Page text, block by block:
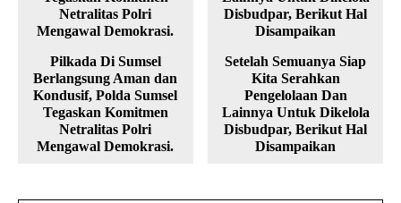
Pilkada Di Sumsel
Berlangsung Aman dan
Kondusif, Polda Sumsel
Tegaskan Komitmen
Netralitas Polri
Mengawal Demokrasi.
Setelah Semuanya Siap
Kita Serahkan
Pengelolaan Dan
Lainnya Untuk Dikelola
Disbudpar, Berikut Hal
Disampaikan